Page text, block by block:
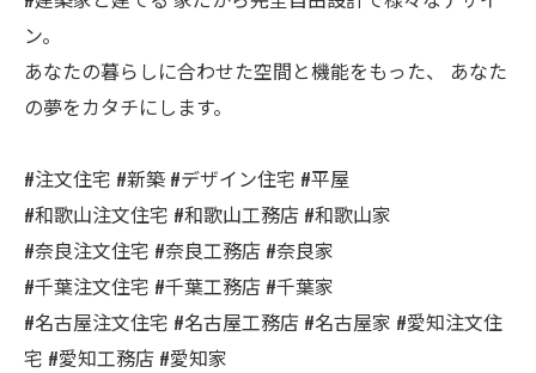
ン。
あなたの暮らしに合わせた空間と機能をもった、 あなた
の夢をカタチにします。
#注文住宅 #新築 #デザイン住宅 #平屋
#和歌山注文住宅 #和歌山工務店 #和歌山家
#奈良注文住宅 #奈良工務店 #奈良家
#千葉注文住宅 #千葉工務店 #千葉家
#名古屋注文住宅 #名古屋工務店 #名古屋家 #愛知注文住
宅 #愛知工務店 #愛知家